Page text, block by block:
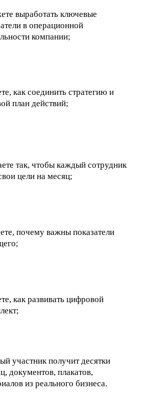
выработать ключевые
в операционной
компании;
как соединить стратегию и
план действий;
так, чтобы каждый сотрудник
цели на месяц;
почему важны показатели
как развивать цифровой
участник получит десятки
документов, плакатов,
из реального бизнеса.